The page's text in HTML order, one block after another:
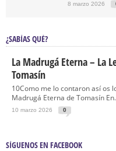
8 marzo 2026
¿SABÍAS QUÉ?
La Madrugá Eterna – La
Tomasín
10Como me lo contaron así os
Madrugá Eterna de Tomasín
10 marzo 2026 0
SÍGUENOS EN FACEBOOK